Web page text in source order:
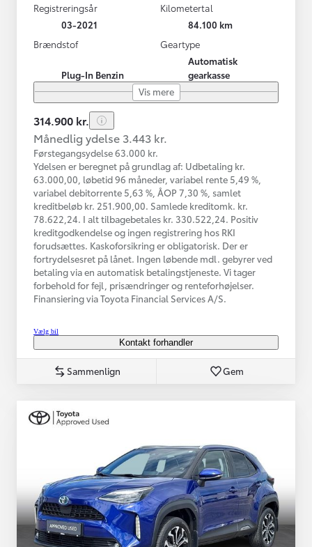
Registreringsår
03-2021
Kilometertal
84.100 km
Brændstof
Plug-In Benzin
Geartype
Automatisk
gearkasse
Vis mere
314.900 kr.
Månedlig ydelse 3.443 kr.
Førstegangsydelse 63.000 kr.
Ydelsen er beregnet på grundlag af: Udbetaling kr.
63.000,00, løbetid 96 måneder, variabel rente 5,49 %,
variabel debitorrente 5,63 %, ÅOP 7,30 %, samlet
kreditbeløb kr. 251.900,00. Samlede kreditomk. kr.
78.622,24. I alt tilbagebetales kr. 330.522,24. Positiv
kreditgodkendelse og ingen registrering hos RKI
forudsættes. Kaskoforsikring er obligatorisk. Der er
fortrydelsesret på lånet. Ingen løbende mdl. gebyrer ved
betaling via en automatisk betalingstjeneste. Vi tager
forbehold for fejl, prisændringer og renteforhøjelser.
Finansiering via Toyota Financial Services A/S.
Vælg bil
Kontakt forhandler
Sammenlign Gem